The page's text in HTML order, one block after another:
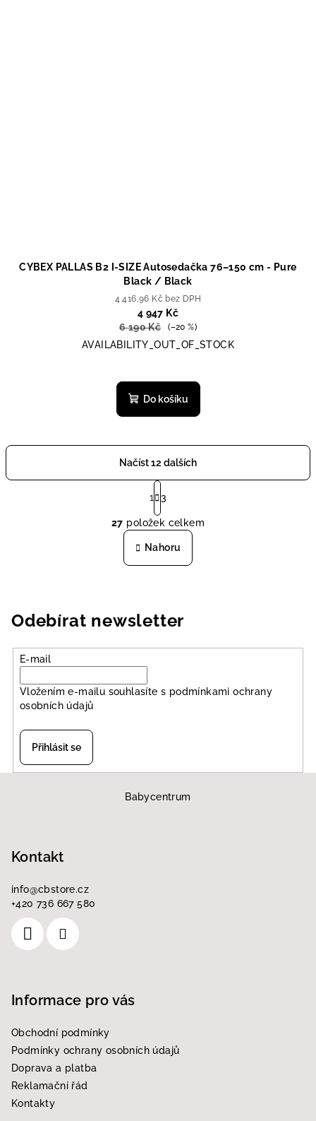
CYBEX PALLAS B2 I-SIZE Autosedačka 76–150 cm - Pure
Black / Black
4 416,96 Kč bez DPH
4 947 Kč
6 190 Kč
(–20 %)
AVAILABILITY_OUT_OF_STOCK
Do košíku
O
v
l
í
k
i
u
Načíst 12 dalších
S
t
r
á
n
k
o
í
1 3
27 položek celkem
Nahoru
Odebírat newsletter
E-mail
Vložením e-mailu souhlasíte s podmínkami ochrany
osobních údajů
Přihlásit se
Babycentrum
Kontakt
info@cbstore.cz
+420 736 667 580
Informace pro vás
Obchodní podmínky
Podmínky ochrany osobních údajů
Doprava a platba
Reklamační řád
Kontakty